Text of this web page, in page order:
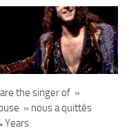
the singer of »
» nous a quittés
Years